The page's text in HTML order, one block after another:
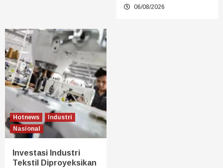
06/08/2026
Hotnews
Industri
Nasional
Investasi Industri
Tekstil Diproyeksikan